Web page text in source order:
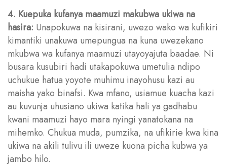
4. Kuepuka kufanya maamuzi makubwa ukiwa na
hasira: Unapokuwa na kisirani, uwezo wako wa kufikiri
kimantiki unakuwa umepungua na kuna uwezekano
mkubwa wa kufanya maamuzi utayoyajuta baadae. Ni
busara kusubiri hadi utakapokuwa umetulia ndipo
uchukue hatua yoyote muhimu inayohusu kazi au
maisha yako binafsi. Kwa mfano, usiamue kuacha kazi
au kuvunja uhusiano ukiwa katika hali ya gadhabu
kwani maamuzi hayo mara nyingi yanatokana na
mihemko. Chukua muda, pumzika, na ufikirie kwa kina
ukiwa na akili tulivu ili uweze kuona picha kubwa ya
jambo hilo.